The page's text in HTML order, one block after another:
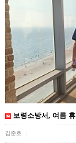
보령소방서, 여름
김준호